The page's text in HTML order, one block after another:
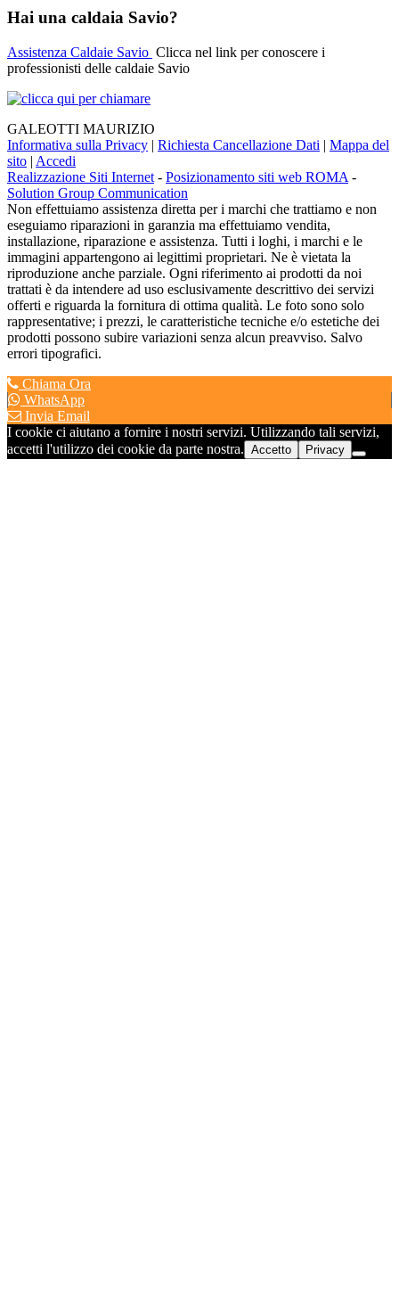
Hai una caldaia Savio?
Assistenza Caldaie Savio Clicca nel link per conoscere i
professionisti delle caldaie Savio
GALEOTTI MAURIZIO
Informativa sulla Privacy | Richiesta Cancellazione Dati | Mappa del
sito | Accedi
Realizzazione Siti Internet - Posizionamento siti web ROMA -
Solution Group Communication
Non effettuiamo assistenza diretta per i marchi che trattiamo e non
eseguiamo riparazioni in garanzia ma effettuiamo vendita,
installazione, riparazione e assistenza. Tutti i loghi, i marchi e le
immagini appartengono ai legittimi proprietari. Ne è vietata la
riproduzione anche parziale. Ogni riferimento ai prodotti da noi
trattati è da intendere ad uso esclusivamente descrittivo dei servizi
offerti e riguarda la fornitura di ottima qualità. Le foto sono solo
rappresentative; i prezzi, le caratteristiche tecniche e/o estetiche dei
prodotti possono subire variazioni senza alcun preavviso. Salvo
errori tipografici.
Chiama Ora
WhatsApp
Invia Email
I cookie ci aiutano a fornire i nostri servizi. Utilizzando tali servizi,
accetti l'utilizzo dei cookie da parte nostra. Accetto Privacy